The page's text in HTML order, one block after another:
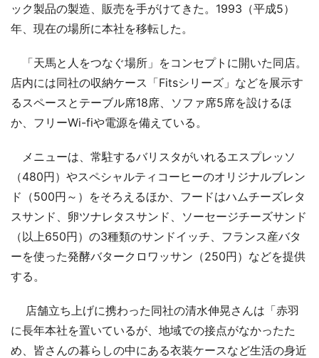
ック製品の製造、販売を手がけてきた。1993（平成5）
年、現在の場所に本社を移転した。
「天馬と人をつなぐ場所」をコンセプトに開いた同店。
店内には同社の収納ケース「Fitsシリーズ」などを展示す
るスペースとテーブル席18席、ソファ席5席を設けるほ
か、フリーWi-fiや電源を備えている。
メニューは、常駐するバリスタがいれるエスプレッソ
（480円）やスペシャルティコーヒーのオリジナルブレン
ド（500円～）をそろえるほか、フードはハムチーズレタ
スサンド、卵ツナレタスサンド、ソーセージチーズサンド
（以上650円）の3種類のサンドイッチ、フランス産バタ
ーを使った発酵バタークロワッサン（250円）などを提供
する。
店舗立ち上げに携わった同社の清水伸晃さんは「赤羽
に長年本社を置いているが、地域での接点がなかったた
め、皆さんの暮らしの中にある衣装ケースなど生活の身近